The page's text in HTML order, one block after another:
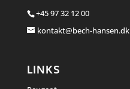
+45 97 32 12 00
kontakt@bech-hansen.dk
LINKS